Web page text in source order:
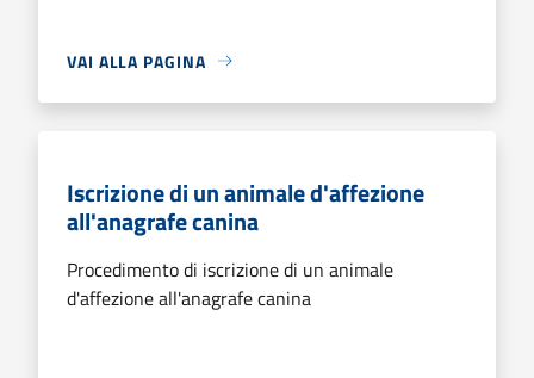
VAI ALLA PAGINA
Iscrizione di un animale d'affezione
all'anagrafe canina
Procedimento di iscrizione di un animale
d'affezione all'anagrafe canina